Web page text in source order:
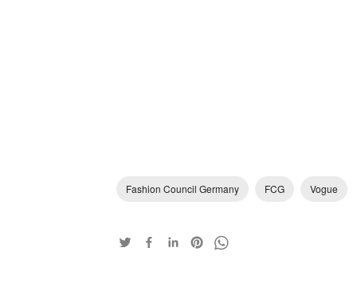
Fashion Council Germany FCG Vogue